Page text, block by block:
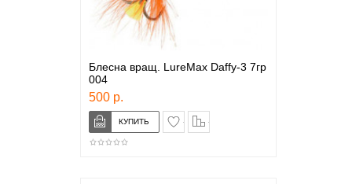
Блесна вращ. LureMax Daffy-3 7гр
004
500 р.
в закладки